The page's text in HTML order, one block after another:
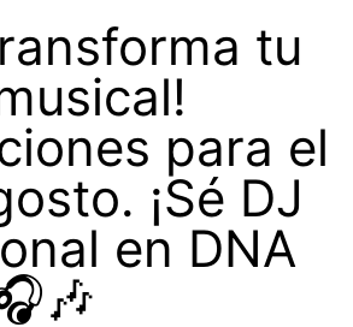
tu
para el
¡Sé DJ
en DNA